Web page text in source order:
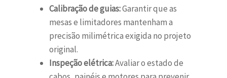
Calibração de guias:Garantir que as
mesas e limitadores mantenham a
precisão milimétrica exigida no projeto
original.
Inspeção elétrica:Avaliar o estado de